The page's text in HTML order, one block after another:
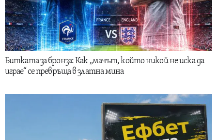
Битката за бронза: Как „мачът, който никой не иска да
играе“ се превръща в златна мина